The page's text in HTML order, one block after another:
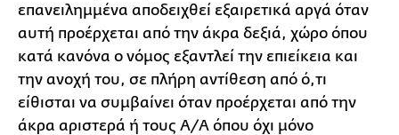
επανειλημμένα αποδειχθεί εξαιρετικά αργά όταν
αυτή προέρχεται από την άκρα δεξιά, χώρο όπου
κατά κανόνα ο νόμος εξαντλεί την επιείκεια και
την ανοχή του, σε πλήρη αντίθεση από ό,τι
είθισται να συμβαίνει όταν προέρχεται από την
άκρα αριστερά ή τους Α/Α όπου όχι μόνο